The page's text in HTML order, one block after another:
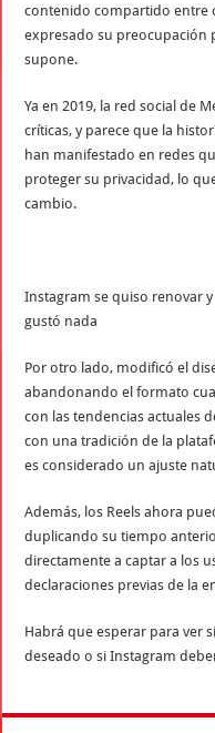
contenido compartido entre
expresado su preocupación
supone.
Ya en 2019, la red social de
críticas, y parece que la
han manifestado en redes
proteger su privacidad, lo
cambio.
Instagram se quiso renovar
gustó nada
Por otro lado, modificó el
abandonando el formato
con las tendencias actuales
con una tradición de la
es considerado un ajuste
Además, los Reels ahora
duplicando su tiempo
directamente a captar a los
declaraciones previas de la
Habrá que esperar para ver
deseado o si Instagram